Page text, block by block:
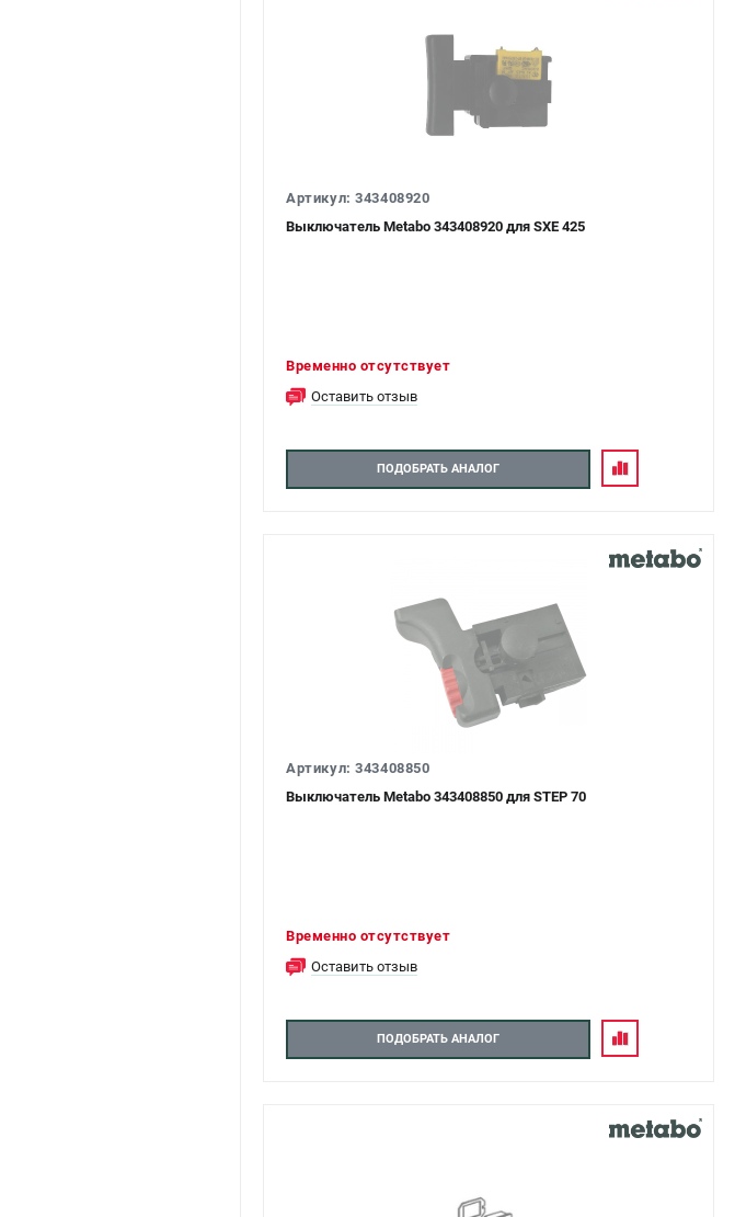
Артикул: 343408920
Выключатель Metabo 343408920 для SXE 425
Временно отсутствует
Оставить отзыв
ПОДОБРАТЬ АНАЛОГ
Артикул: 343408850
Выключатель Metabo 343408850 для STEP 70
Временно отсутствует
Оставить отзыв
ПОДОБРАТЬ АНАЛОГ